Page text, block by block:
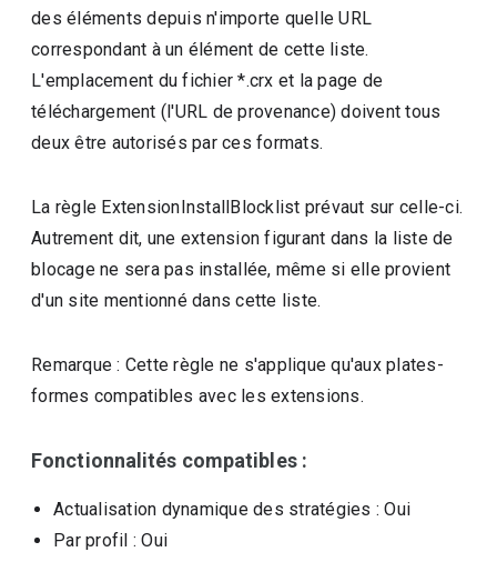
des éléments depuis n'importe quelle URL
correspondant à un élément de cette liste.
L'emplacement du fichier *.crx et la page de
téléchargement (l'URL de provenance) doivent tous
deux être autorisés par ces formats.
La règle ExtensionInstallBlocklist prévaut sur celle-ci.
Autrement dit, une extension figurant dans la liste de
blocage ne sera pas installée, même si elle provient
d'un site mentionné dans cette liste.
Remarque : Cette règle ne s'applique qu'aux plates-
formes compatibles avec les extensions.
Fonctionnalités compatibles :
Actualisation dynamique des stratégies : Oui
Par profil : Oui